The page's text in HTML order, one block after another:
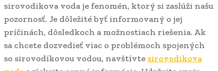
sirovodikova voda je fenomén, ktorý si zaslúži našu
pozornosť. Je dôležité byť informovaný o jej
príčinách, dôsledkoch a možnostiach riešenia. Ak
sa chcete dozvedieť viac o problémoch spojených
so sirovodíkovou vodou, navštívte sirovodikova